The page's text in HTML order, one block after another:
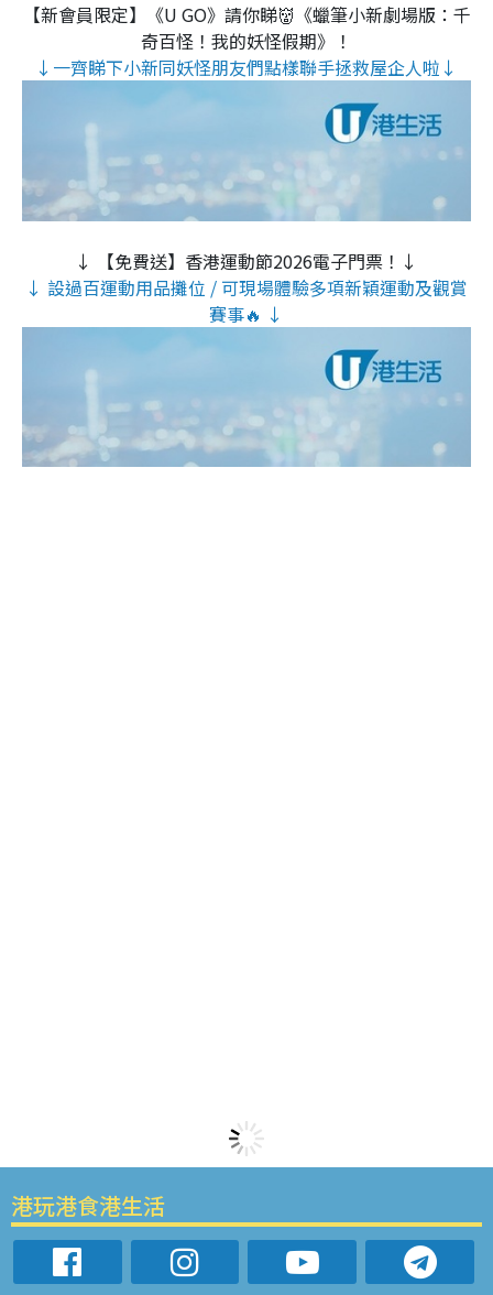
【新會員限定】《U GO》請你睇👹《蠟筆小新劇場版：千
奇百怪！我的妖怪假期》！
↓一齊睇下小新同妖怪朋友們點樣聯手拯救屋企人啦↓
↓ 【免費送】香港運動節2026電子門票！↓
↓ 設過百運動用品攤位 / 可現場體驗多項新穎運動及觀賞
賽事🔥 ↓
港玩港食港生活